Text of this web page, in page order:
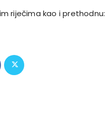
riječima kao i prethodnu: